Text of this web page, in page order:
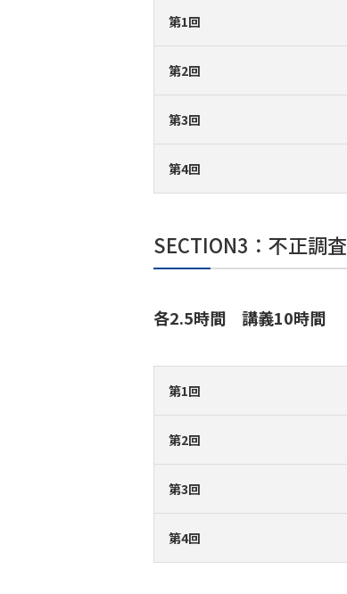
第1回
第2回
第3回
第4回
SECTION3：不正調査
各2.5時間 講義10時間
第1回
第2回
第3回
第4回